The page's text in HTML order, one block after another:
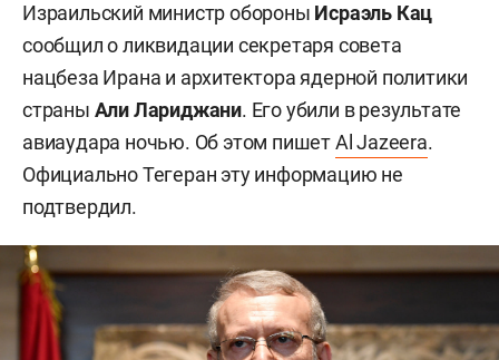
Израильский министр обороны Исраэль Кац
сообщил о ликвидации секретаря совета
нацбеза Ирана и архитектора ядерной политики
страны Али Лариджани. Его убили в результате
авиаудара ночью. Об этом пишетAl Jazeera.
Официально Тегеран эту информацию не
подтвердил.